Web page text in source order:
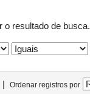
o resultado de busca.
| Ordenar registros por